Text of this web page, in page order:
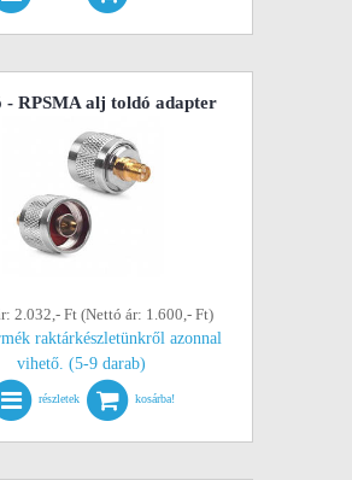
- RPSMA alj toldó adapter
2.032,- Ft (Nettó ár: 1.600,- Ft)
raktárkészletünkről azonnal
vihető. (5-9 darab)
részletek kosárba!